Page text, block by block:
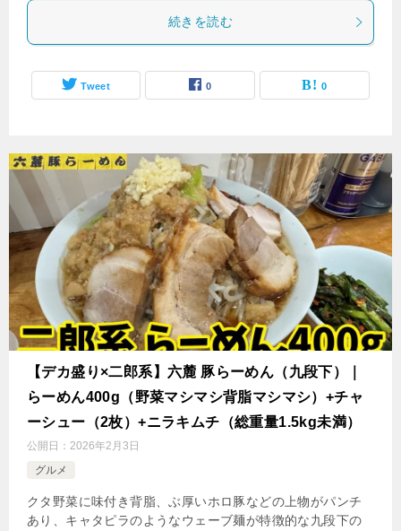
続きを読む
Tweet 0 0
【デカ盛り×二郎系】六麓 豚らーめん（九段下）｜
らーめん400g（野菜マシマシ背脂マシマシ）+チャ
ーシュー（2枚）+ニラキムチ（総重量1.5kg未満）
公開日： 2026年2月3日
グルメ
クタ野菜に味付き背脂、ぶ厚いホロ豚などの上物がパンチ
あり、キャタピラのようなウェーブ麺が特徴的な九段下の